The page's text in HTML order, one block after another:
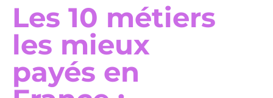
Les 10 métiers
les mieux
payés en